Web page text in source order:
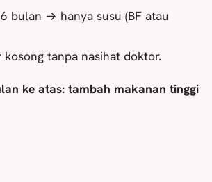
bulan → hanya susu (BF atau
tanpa nasihat doktor.
ke atas: tambah makanan tinggi